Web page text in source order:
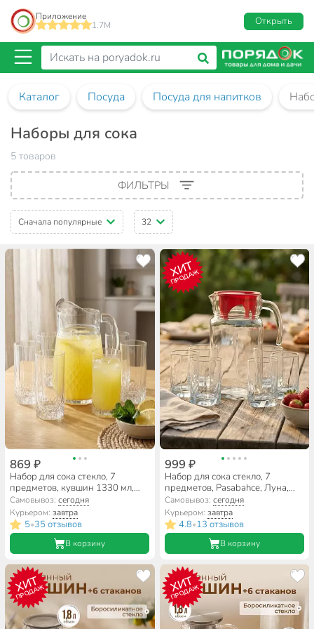
Приложение
1.7M
Открыть
Каталог Посуда Посуда для напитков
Наборы для сока
5 товаров
ФИЛЬТРЫ
Сначала популярные 32
869 ₽
Набор для сока стекло, 7
предметов, кувшин 1330 мл,
стакан 290 мл 6 шт, Pasabahce,
Вальс, 97675
Самовывоз:сегодня
Курьером:завтра
5•35 отзывов
В корзину
ХИТ
ПРОДАЖ
999 ₽
Набор для сока стекло, 7
предметов, Pasabahce, Луна,
97328B
Самовывоз: сегодня
Курьером: завтра
4.8•13 отзывов
В корзину
ХИТ
ПРОДАЖ ХИТ
ПРОДАЖ